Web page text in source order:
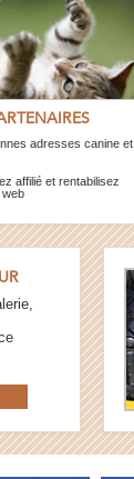
adresses canine et
affilié et rentabilisez